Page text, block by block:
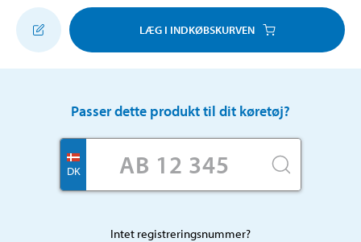
LÆG I INDKØBSKURVEN
Passer dette produkt til dit køretøj?
DK
Intet registreringsnummer?